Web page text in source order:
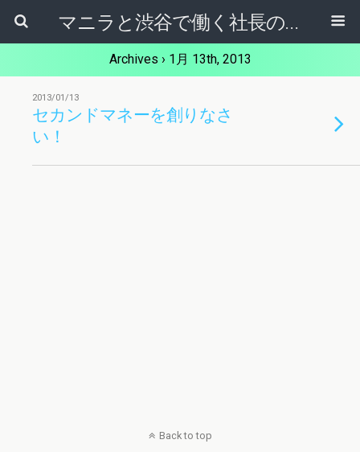
マニラと渋谷で働く社長のブログ
Archives › 1月 13th, 2013
2013/01/13
セカンドマネーを創りなさ
い！
Back to top